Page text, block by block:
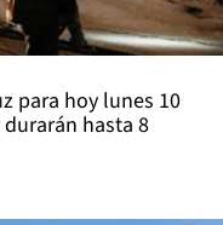
para hoy lunes 10
hasta 8